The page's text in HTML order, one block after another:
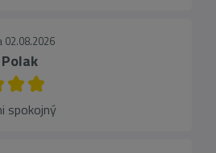
02.08.2026
spokojný